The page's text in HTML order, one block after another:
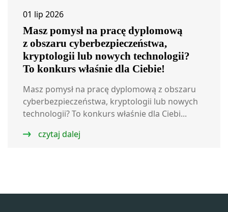
01 lip 2026
Masz pomysł na pracę dyplomową
z obszaru cyberbezpieczeństwa,
kryptologii lub nowych technologii?
To konkurs właśnie dla Ciebie!
Masz pomysł na pracę dyplomową z obszaru
cyberbezpieczeństwa, kryptologii lub nowych
technologii? To konkurs właśnie dla Ciebi...
czytaj dalej